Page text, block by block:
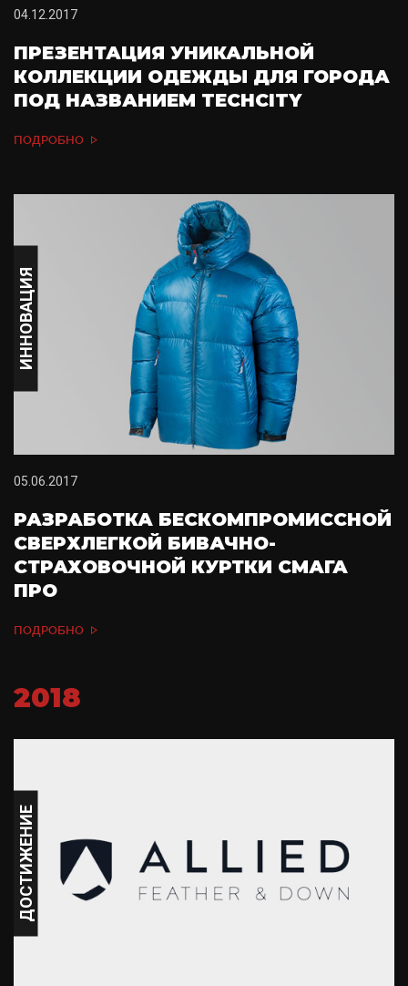
04.12.2017
ПРЕЗЕНТАЦИЯ УНИКАЛЬНОЙ
КОЛЛЕКЦИИ ОДЕЖДЫ ДЛЯ ГОРОДА
ПОД НАЗВАНИЕМ TECHCITY
ПОДРОБНО
ИННОВАЦИЯ
05.06.2017
РАЗРАБОТКА БЕСКОМПРОМИССНОЙ
СВЕРХЛЕГКОЙ БИВАЧНО-
СТРАХОВОЧНОЙ КУРТКИ СМАГА
ПРО
ПОДРОБНО
2018
ДОСТИЖЕНИЕ